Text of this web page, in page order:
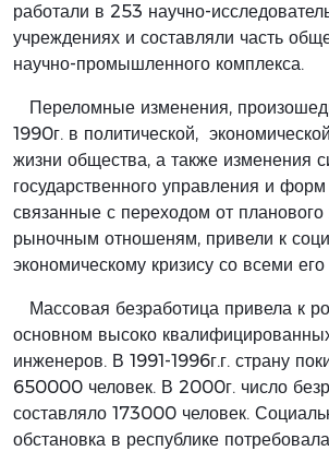
работали в 253 научно-
учреждениях и составляли часть
научно-промышленного комплекса.
Переломные изменения,
1990г. в политической,
жизни общества, а также изменения
государственного управления и форм
связанные с переходом от планового
рыночным отношеням, привели к
экономическому кризису со всеми
Массовая безработица привела к
основном высоко
инженеров. В 1991-1996г.г. страну
650000 человек. В 2000г. число
составляло 173000 человек.
обстановка в республике